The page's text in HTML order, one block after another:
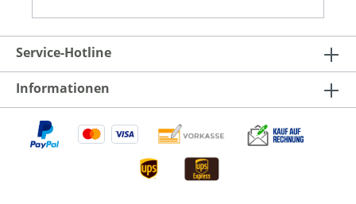
Beschattungen wie Jalousien oder Rollladen.
Einzelraumregelung für Kühlung, Heizung oder
Lüftung. Zugangskontrolle mit IR-Fernsteuerung
Tableauanlagen mit vier Stati/LED und
hierarchischen Verknüpfungen von
Berechtigungen und Anzeigen. Alarmanlagen,
auch mit mehreren Zonen und komplexen
Bedingungen, Blockschloss, Voralarm, usw.
Verknüpfungen über Gewerkegrenzen hinweg,
Beleuchtung « Beschattung « Alarm « Zutritt, usw.
Service-Hotline
Informationen